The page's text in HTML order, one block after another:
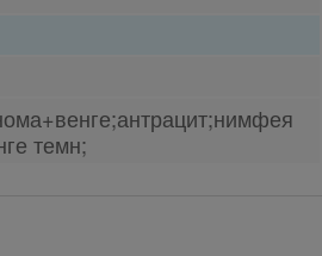
темн;